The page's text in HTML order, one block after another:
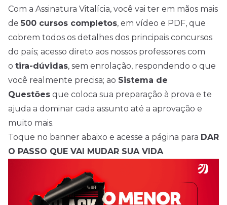
Com a Assinatura Vitalícia, você vai ter em mãos mais
de 500 cursos completos, em vídeo e PDF, que
cobrem todos os detalhes dos principais concursos
do país; acesso direto aos nossos professores com
o tira-dúvidas, sem enrolação, respondendo o que
você realmente precisa; ao Sistema de
Questões que coloca sua preparação à prova e te
ajuda a dominar cada assunto até a aprovação e
muito mais.
Toque no banner abaixo e acesse a página para DAR
O PASSO QUE VAI MUDAR SUA VIDA